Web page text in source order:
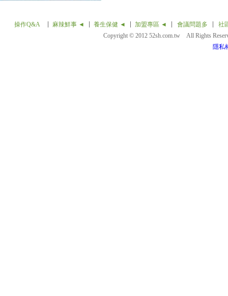
操作Q&A 麻辣鮮事 ◄ 養生保健 ◄ 加盟專區 ◄ 會議問題多
社
Copyright © 2012 52sh.com.tw All Rights
隱私